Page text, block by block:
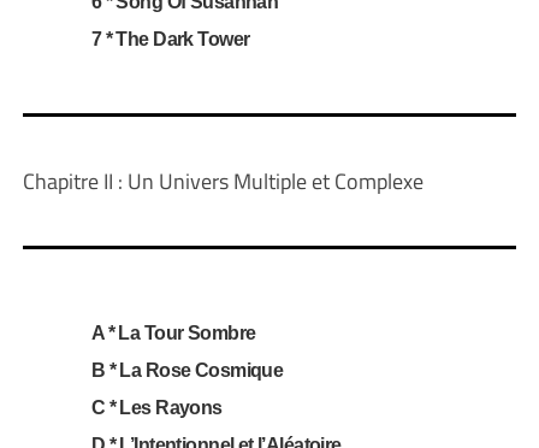
7 * The Dark Tower
Chapitre II : Un Univers Multiple et Complexe
A * La Tour Sombre
B * La Rose Cosmique
C * Les Rayons